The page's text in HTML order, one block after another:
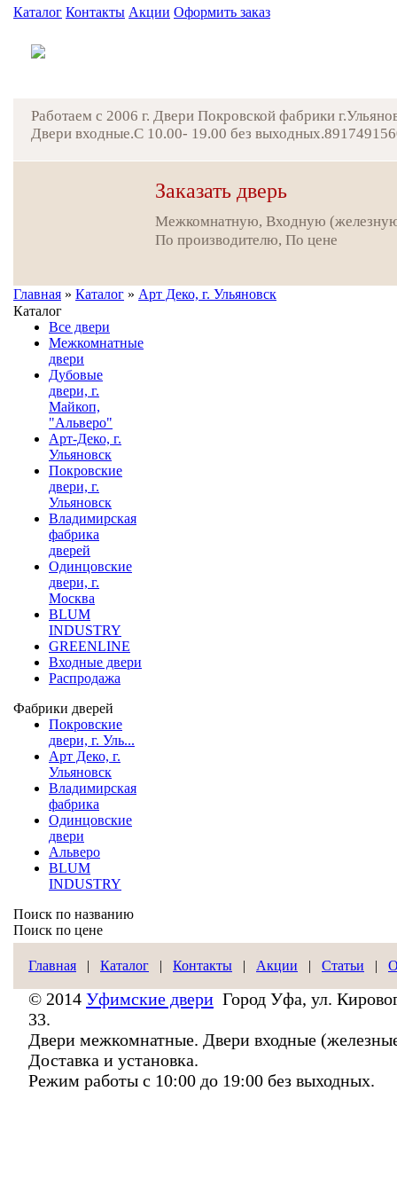
Каталог Контакты Акции Оформить заказ
Работаем с 2006 г. Двери Покровской фабрики
Двери входные.С 10.00- 19.00 без
Заказать дверь
Межкомнатную, Входную
По производителю, По цене
Главная » Каталог » Арт Деко, г. Ульяновск
Каталог
Все двери
Межкомнатные
двери
Дубовые
двери, г.
Майкоп,
"Альверо"
Арт-Деко, г.
Ульяновск
Покровские
двери, г.
Ульяновск
Владимирская
фабрика
дверей
Одинцовские
двери, г.
Москва
BLUM
INDUSTRY
GREENLINE
Входные двери
Распродажа
Фабрики дверей
Покровские
двери, г. Уль...
Арт Деко, г.
Ульяновск
Владимирская
фабрика
Одинцовские
двери
Альверо
BLUM
INDUSTRY
Поиск по названию
Поиск по цене
Главная | Каталог | Контакты | Акции | Статьи |
© 2014 Уфимские двери Город Уфа, ул.
33.
Двери межкомнатные. Двери входные
Доставка и установка.
Режим работы с 10:00 до 19:00 без выходных.